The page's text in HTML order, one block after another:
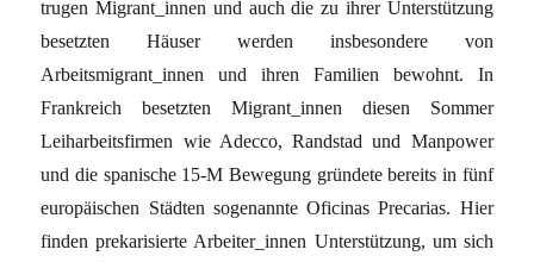
trugen Migrant_innen und auch die zu ihrer Unterstützung
besetzten Häuser werden insbesondere von
Arbeitsmigrant_innen und ihren Familien bewohnt. In
Frankreich besetzten Migrant_innen diesen Sommer
Leiharbeitsfirmen wie Adecco, Randstad und Manpower
und die spanische 15-M Bewegung gründete bereits in fünf
europäischen Städten sogenannte Oficinas Precarias. Hier
finden prekarisierte Arbeiter_innen Unterstützung, um sich